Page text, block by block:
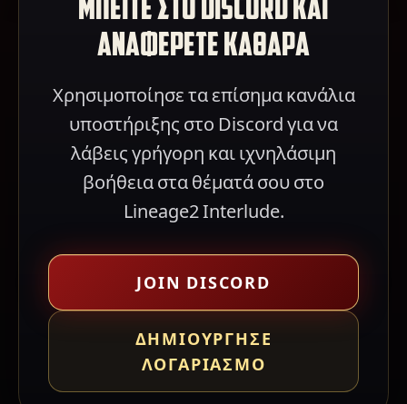
ΑΝΑΦΕΡΕΤΕ ΚΑΘΑΡΑ
Χρησιμοποίησε τα επίσημα κανάλια
υποστήριξης στο Discord για να
λάβεις γρήγορη και ιχνηλάσιμη
βοήθεια στα θέματά σου στο
Lineage2 Interlude.
JOIN DISCORD
ΔΗΜΙΟΎΡΓΗΣΕ
ΛΟΓΑΡΙΑΣΜΌ